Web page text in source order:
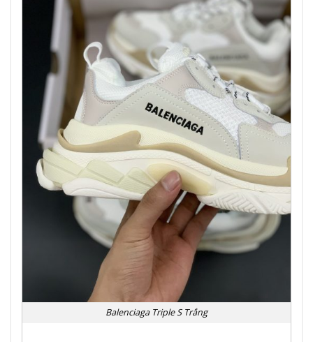
Balenciaga Triple S Trắng